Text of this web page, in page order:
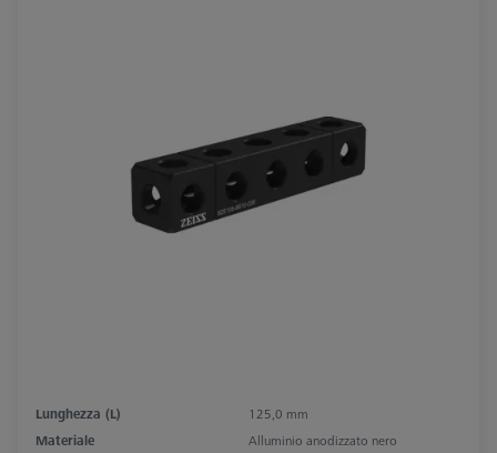
Lunghezza (L)
125,0 mm
Materiale
Alluminio anodizzato nero